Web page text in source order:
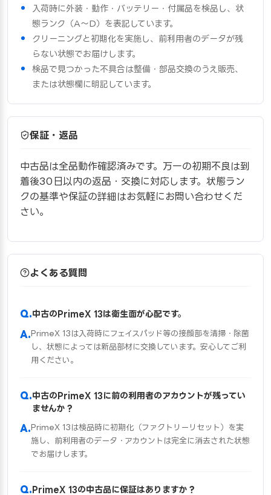
入荷時に外装・動作・バッテリー・付属品を検品し、状
態ランク（A〜D）を表記しています。
クリーニングと初期化を実施し、前利用者のデータが残
らない状態でお届けします。
検品で見つかった不具合は整備・部品交換のうえ販売、
または状態欄に明記しています。
保証・返品
中古品は全品動作確認済みです。万一の初期不良は到
着後30日以内の返品・交換に対応します。状態ラン
クの基準や保証の詳細はお気軽にお問い合わせくだ
さい。
よくある質問
中古のPrimeX 13は衛生面が心配です。
PrimeX 13は入荷時にフェイスパッド等の接顔部を清掃・除菌
し、状態によっては新品部材に交換しています。安心してご利
用ください。
中古のPrimeX 13に前の利用者のアカウントが残ってい
ませんか？
PrimeX 13は検品時に初期化（ファクトリーリセット）を実
施し、前利用者のデータ・アカウントは完全に消去された状態
でお届けします。
PrimeX 13の中古品に保証はありますか？